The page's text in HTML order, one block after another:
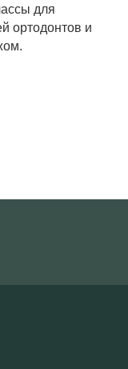
для
ортодонтов и